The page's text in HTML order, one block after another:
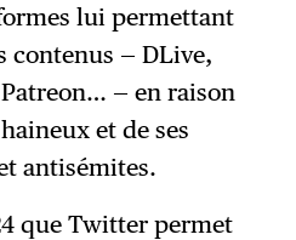
lui permettant
contenus — DLive,
— en raison
et de ses
antisémites.
que Twitter permet